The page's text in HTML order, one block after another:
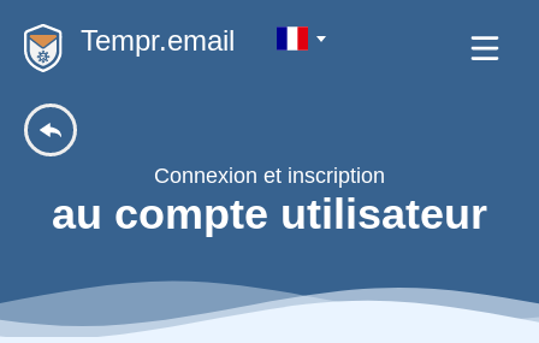
Tempr.email
Connexion et inscription
au compte utilisateur